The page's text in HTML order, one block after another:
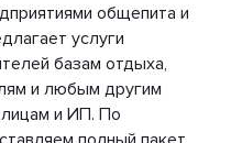
общепита и
услуги
базам отдыха,
и любым другим
и ИП. По